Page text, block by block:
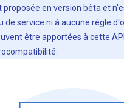
proposée en version bêta et
de service ni à aucune règle
être apportées à cette